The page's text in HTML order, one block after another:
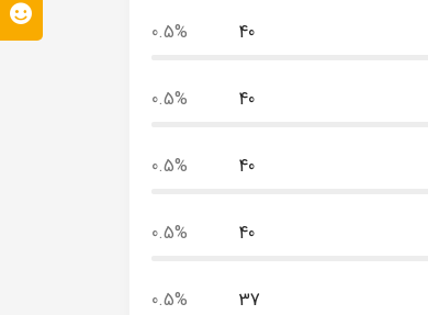
40
0.5%
40
0.5%
40
0.5%
40
0.5%
37
0.5%